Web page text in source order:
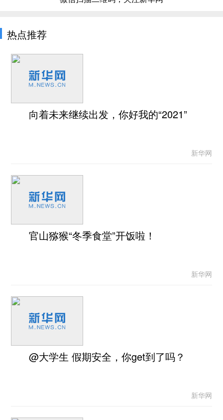
热点推荐
向着未来继续出发，你好我的“2021”
新华网
官山猕猴“冬季食堂”开饭啦！
新华网
@大学生 假期安全，你get到了吗？
新华网